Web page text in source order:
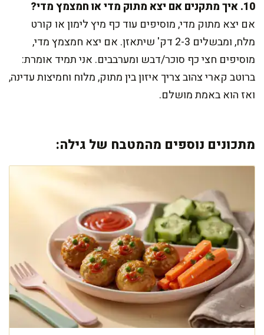
10. איך מתקנים אם יצא מתוק מדי או חמצמץ מדי?
אם יצא מתוק מדי, מוסיפים עוד כף מיץ לימון או קורט
מלח, ומבשלים 2-3 דק' שיתאזן. אם יצא חמצמץ מדי,
מוסיפים חצי כף סוכר/דבש ומערבבים. אני תמיד אומרת:
ברוטב קארי צהוב צריך איזון בין מתוק, מלוח וחמיצות עדינה,
ואז הוא באמת מושלם.
מתכונים נוספים מהמטבח של גילה: